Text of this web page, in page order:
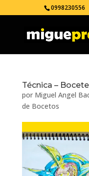
0998230556
Técnica –
por Miguel Angel
de Bocetos